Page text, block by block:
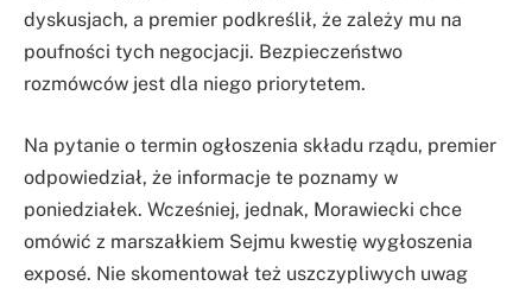
dyskusjach, a premier podkreślił, że zależy mu na
poufności tych negocjacji. Bezpieczeństwo
rozmówców jest dla niego priorytetem.
Na pytanie o termin ogłoszenia składu rządu, premier
odpowiedział, że informacje te poznamy w
poniedziałek. Wcześniej, jednak, Morawiecki chce
omówić z marszałkiem Sejmu kwestię wygłoszenia
exposé. Nie skomentował też uszczypliwych uwag